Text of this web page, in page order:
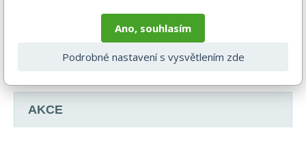
AKCE
Ano, souhlasím
Podrobné nastavení s vysvětlením zde